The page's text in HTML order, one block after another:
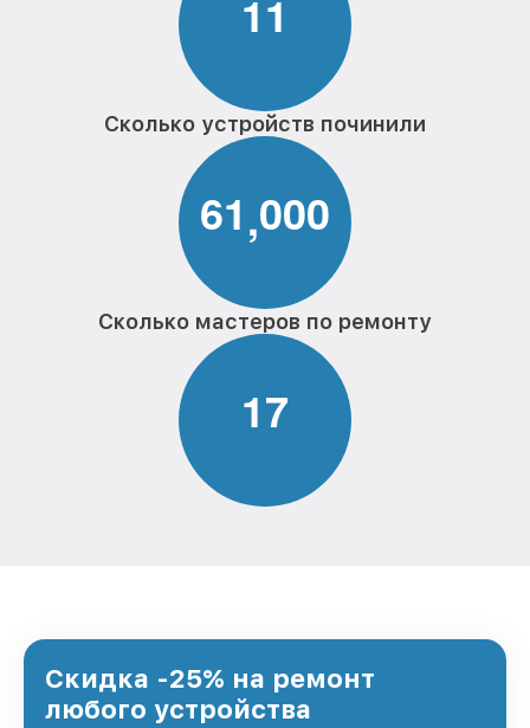
11
Сколько устройств починили
61,000
Сколько мастеров по ремонту
17
Скидка -25% на ремонт
любого устройства